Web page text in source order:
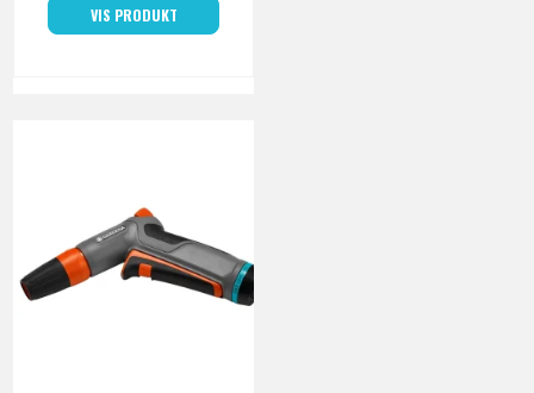
VIS PRODUKT